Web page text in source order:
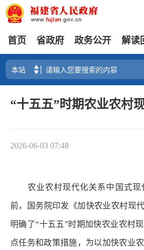
首页 省政府 政务公开 解读
“十五五”时期农业农村
2026-06-03 07:48
农业农村现代化关系中国式现
前，国务院印发《加快农业农村现代
明确了“十五五”时期加快农业农村
点任务和政策措施，为以加快农业